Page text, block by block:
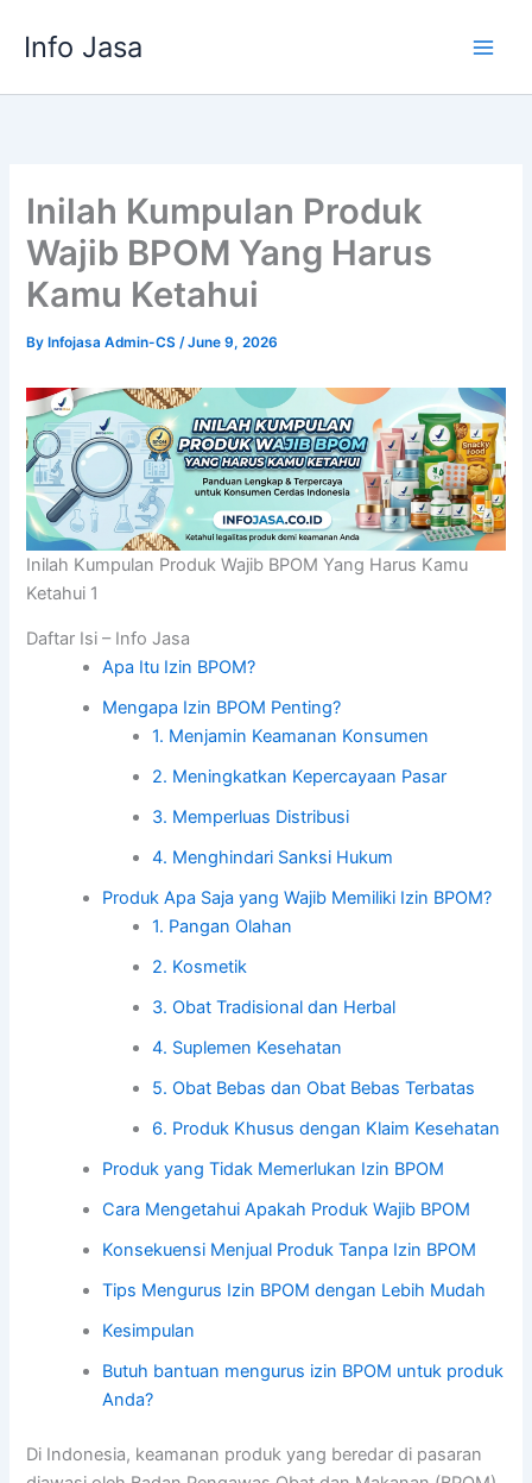
Info Jasa
Inilah Kumpulan Produk
Wajib BPOM Yang Harus
Kamu Ketahui
By Infojasa Admin-CS/June 9, 2026
Inilah Kumpulan Produk Wajib BPOM Yang Harus Kamu
Ketahui 1
Daftar Isi – Info Jasa
Apa Itu Izin BPOM?
Mengapa Izin BPOM Penting?
1. Menjamin Keamanan Konsumen
2. Meningkatkan Kepercayaan Pasar
3. Memperluas Distribusi
4. Menghindari Sanksi Hukum
Produk Apa Saja yang Wajib Memiliki Izin BPOM?
1. Pangan Olahan
2. Kosmetik
3. Obat Tradisional dan Herbal
4. Suplemen Kesehatan
5. Obat Bebas dan Obat Bebas Terbatas
6. Produk Khusus dengan Klaim Kesehatan
Produk yang Tidak Memerlukan Izin BPOM
Cara Mengetahui Apakah Produk Wajib BPOM
Konsekuensi Menjual Produk Tanpa Izin BPOM
Tips Mengurus Izin BPOM dengan Lebih Mudah
Kesimpulan
Butuh bantuan mengurus izin BPOM untuk produk
Anda?
Di Indonesia, keamanan produk yang beredar di pasaran